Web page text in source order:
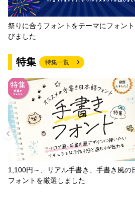
祭りに合うフォントをテーマにフォン
びました
特集 特集一覧
1,100円～、リアル手書き、手書き風の
フォントを厳選しました